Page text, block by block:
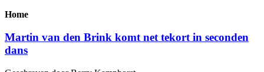
Home
Martin van den Brink komt net tekort in seconden
dans